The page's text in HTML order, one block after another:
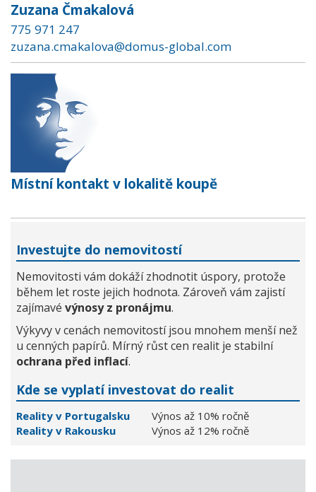
Zuzana Čmakalová
775 971 247
zuzana.cmakalova@domus-global.com
Místní kontakt v lokalitě koupě
Investujte do nemovitostí
Nemovitosti vám dokáží zhodnotit úspory, protože
během let roste jejich hodnota. Zároveň vám zajistí
zajímavé výnosy z pronájmu.
Výkyvy v cenách nemovitostí jsou mnohem menší než
u cenných papírů. Mírný růst cen realit je stabilní
ochrana před inflací.
Kde se vyplatí investovat do realit
Reality v Portugalsku
Výnos až 10% ročně
Reality v Rakousku
Výnos až 12% ročně